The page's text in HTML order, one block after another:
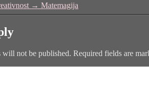
→ Matemagija
will not be published. Required fields are